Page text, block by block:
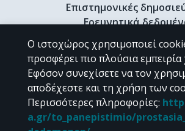
Επιστημονικές
Ερευνητικά
Διδακτορικές διατριβές &
Προφίλ Ερευνητή
CC BY-
Εκτός αν αναφέρεται διαφορετικά, το υλικό της
Ο ιστοχώρος χρησιμοποιεί
προσφέρει πιο πλούσια
Εφόσον συνεχίσετε να τον
αποδέχεστε και τη χρήση των
Περισσότερες πληροφορίες:
a.gr/to_panepistimio/